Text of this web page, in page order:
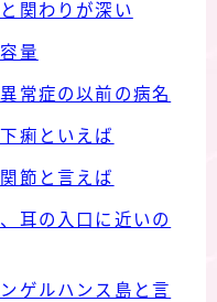
関わりが深い
量
常症の以前の病名
痢といえば
節と言えば
耳の入口に近いの
ゲルハンス島と言